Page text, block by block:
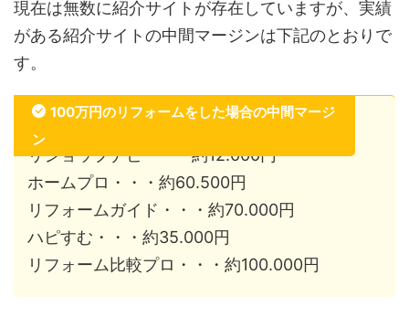
現在は無数に紹介サイトが存在していますが、実績
がある紹介サイトの中間マージンは下記のとおりで
す。
100万円のリフォームをした場合の中間マージ
ン
リショップナビ・・・約12.000円
ホームプロ・・・約60.500円
リフォームガイド・・・約70.000円
ハピすむ・・・約35.000円
リフォーム比較プロ・・・約100.000円